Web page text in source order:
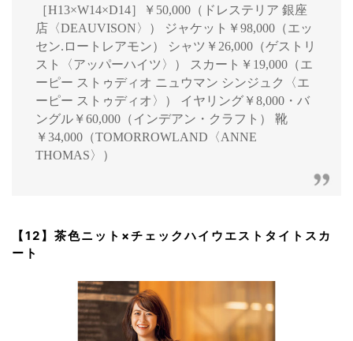
［H13×W14×D14］￥50,000（ドレステリア 銀座
店〈DEAUVISON〉） ジャケット￥98,000（エッ
セン.ロートレアモン） シャツ￥26,000（ゲストリ
スト〈アッパーハイツ〉） スカート￥19,000（エ
ーピー ストゥディオ ニュウマン シンジュク〈エ
ーピー ストゥディオ〉） イヤリング￥8,000・バ
ングル￥60,000（インデアン・クラフト） 靴
￥34,000（TOMORROWLAND〈ANNE
THOMAS〉）
【12】茶色ニット×チェックハイウエストタイトスカ
ート